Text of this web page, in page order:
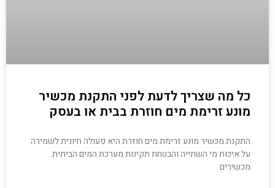
כל מה שצריך לדעת לפני התקנת מכשיר
מונע זרימת מים חוזרת בבית או בעסק
התקנת מכשיר מונע זרימת מים חוזרת היא פעולה חיונית לשמירה
על איכות מי השתייה והבטחת תקינות מערכת המים הביתית.
מכשירים